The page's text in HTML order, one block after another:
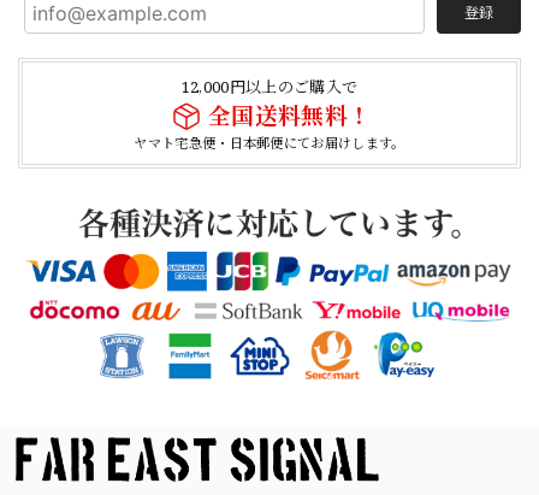
登録
12,000円以上のご購入で
全国送料無料！
ヤマト宅急便・日本郵便にてお届けします。
【Cooperstown Ball Cap】Made in USA Baseball Cap "1938 HOLLYWOOD STARS" 新品 クーパーズタウンボールキャップ ハリウッドスターズ 6パネル
NAVY
2026/04/21
⑥サイズ
2026/04/17
German Army Rubber Suspenders "Used" ドイツ軍 ラバーサスペンダー
2026/04/02